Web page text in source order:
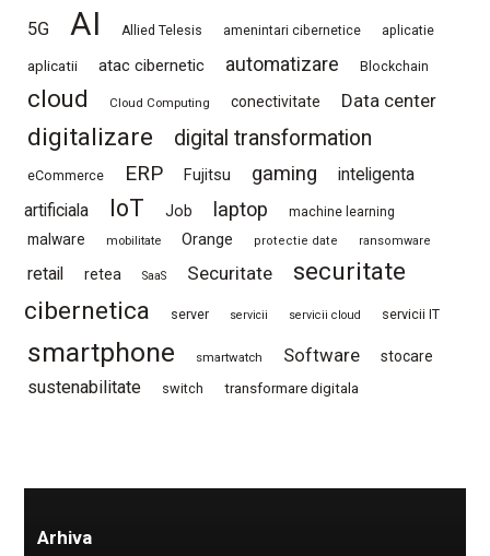
5G AI Allied Telesis amenintari cibernetice aplicatie
aplicatii atac cibernetic automatizare Blockchain
cloud Cloud Computing conectivitate Data center
digitalizare digital transformation
eCommerce ERP Fujitsu gaming
inteligenta
artificiala
IoT Job laptop machine learning
malware mobilitate Orange protectie date ransomware
retail retea SaaS Securitate
securitate
cibernetica
server servicii servicii cloud servicii IT
smartphone smartwatch Software stocare
sustenabilitate switch transformare digitala
Arhiva